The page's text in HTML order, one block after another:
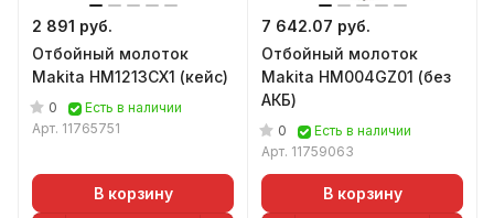
2 891 руб.
Отбойный молоток
Makita HM1213CX1 (кейс)
0
Есть в наличии
Арт. 11765751
В корзину
7 642.07 руб.
Отбойный молоток
Makita HM004GZ01 (без
АКБ)
0
Есть в наличии
Арт. 11759063
В корзину